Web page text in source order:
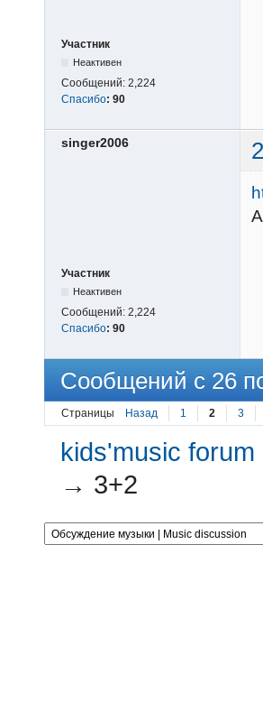
Участник
Неактивен
Сообщений: 2,224
Спасибо: 90
singer2006
Участник
Неактивен
Сообщений: 2,224
Спасибо: 90
Сообщений с 26
Страницы Назад 1 2 3
kids'music forum
→ 3+2